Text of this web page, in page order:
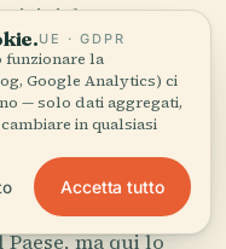
vicini da contare e
la notte.
Uffici di
urbanistiche
da township,
in lamiera.
ma qui lo
UE · GDPR
funzionare la
Google Analytics) ci
— solo dati aggregati,
in qualsiasi
Accetta tutto